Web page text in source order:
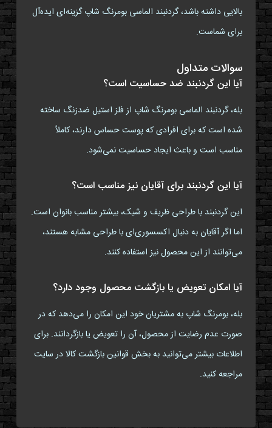
بالایی داشته باشد، گردنبند الماسی بومرنگ شاپ گزینه‌ای ایده‌آل
برای شماست.
سوالات متداول
آیا این گردنبند ضد حساسیت است؟
بله، گردنبند الماسی بومرنگ شاپ از فلز استیل ضدزنگ ساخته
شده است که برای افرادی که پوست حساس دارند، کاملاً
مناسب است و باعث ایجاد حساسیت نمی‌شود.
آیا این گردنبند برای آقایان نیز مناسب است؟
این گردنبند با طراحی ظریف و شیک، بیشتر مناسب بانوان است.
اما اگر آقایان به دنبال اکسسوری‌ای با طراحی مشابه هستند،
می‌توانند از این محصول نیز استفاده کنند.
آیا امکان تعویض یا بازگشت محصول وجود دارد؟
بله، بومرنگ شاپ به مشتریان خود این امکان را می‌دهد که در
صورت عدم رضایت از محصول، آن را تعویض یا بازگردانند. برای
اطلاعات بیشتر می‌توانید به بخش قوانین بازگشت کالا در سایت
مراجعه کنید.